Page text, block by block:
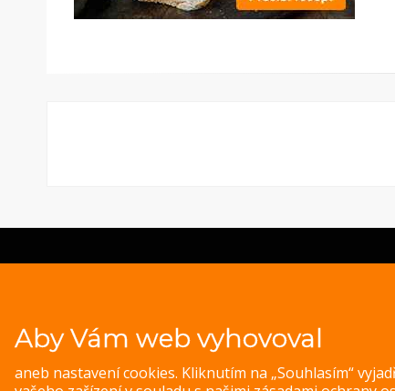
Aby Vám web vyhovoval
aneb nastavení cookies. Kliknutím na „Souhlasím“